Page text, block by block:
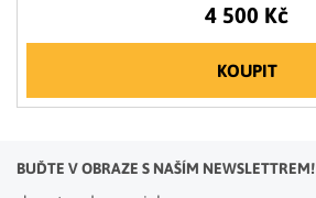
4 500 Kč
KOUPIT
BUĎTE V OBRAZE S NAŠÍM NEWSLETTREM!